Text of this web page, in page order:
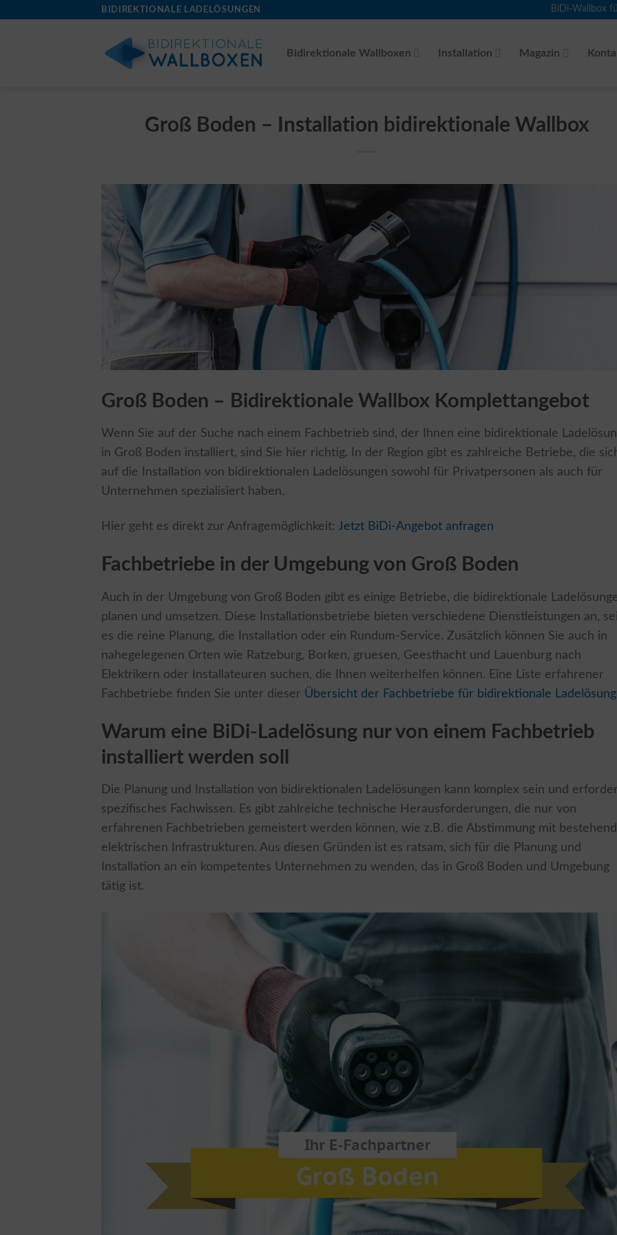
BIDIREKTIONALE LADELÖSUNGEN BiDi-Wallbox
Bidirektionale Wallboxen Installation Magazin
Groß Boden – Installation bidirektionale Wallbox
Groß Boden – Bidirektionale Wallbox Komplettangebot
Wenn Sie auf der Suche nach einem Fachbetrieb sind, der Ihnen eine bidirektionale
in Groß Boden installiert, sind Sie hier richtig. In der Region gibt es zahlreiche Betriebe, die
auf die Installation von bidirektionalen Ladelösungen sowohl für Privatpersonen als auch für
Unternehmen spezialisiert haben.
Hier geht es direkt zur Anfragemöglichkeit: Jetzt BiDi-Angebot anfragen
Fachbetriebe in der Umgebung von Groß Boden
Auch in der Umgebung von Groß Boden gibt es einige Betriebe, die bidirektionale
planen und umsetzen. Diese Installationsbetriebe bieten verschiedene Dienstleistungen an,
es die reine Planung, die Installation oder ein Rundum-Service. Zusätzlich können Sie auch in
nahegelegenen Orten wie Ratzeburg, Borken, gruesen, Geesthacht und Lauenburg nach
Elektrikern oder Installateuren suchen, die Ihnen weiterhelfen können. Eine Liste erfahrener
Fachbetriebe finden Sie unter dieser Übersicht der Fachbetriebe für bidirektionale
Warum eine BiDi-Ladelösung nur von einem Fachbetrieb
installiert werden soll
Die Planung und Installation von bidirektionalen Ladelösungen kann komplex sein und
spezifisches Fachwissen. Es gibt zahlreiche technische Herausforderungen, die nur von
erfahrenen Fachbetrieben gemeistert werden können, wie z.B. die Abstimmung mit
elektrischen Infrastrukturen. Aus diesen Gründen ist es ratsam, sich für die Planung und
Installation an ein kompetentes Unternehmen zu wenden, das in Groß Boden und Umgebung
tätig ist.